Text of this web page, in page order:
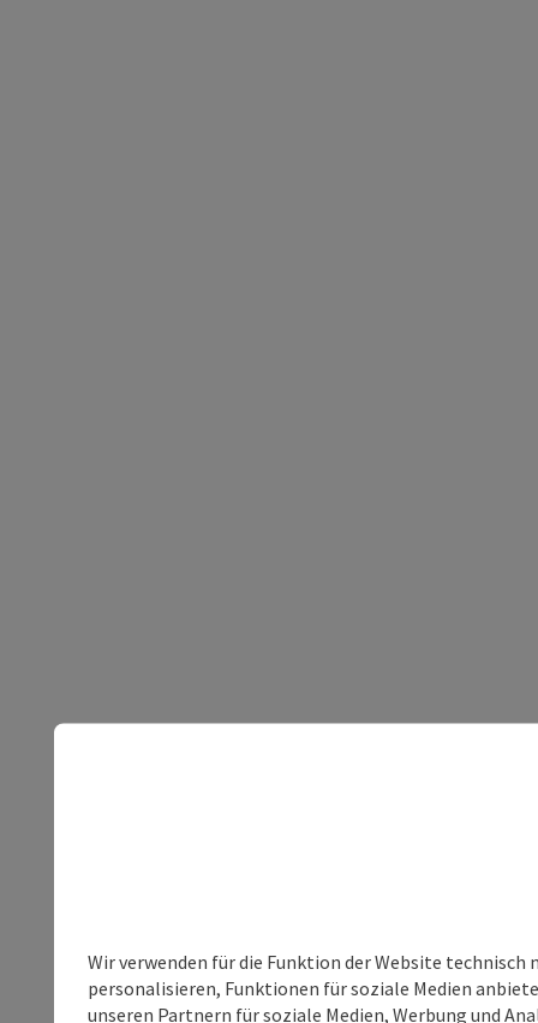
Wir verwenden für die Funktion der Website
personalisieren, Funktionen für soziale Medien
unseren Partnern für soziale Medien, Werbung und